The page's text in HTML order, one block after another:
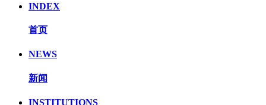
INDEX
首页
NEWS
新闻
INSTITUTIONS